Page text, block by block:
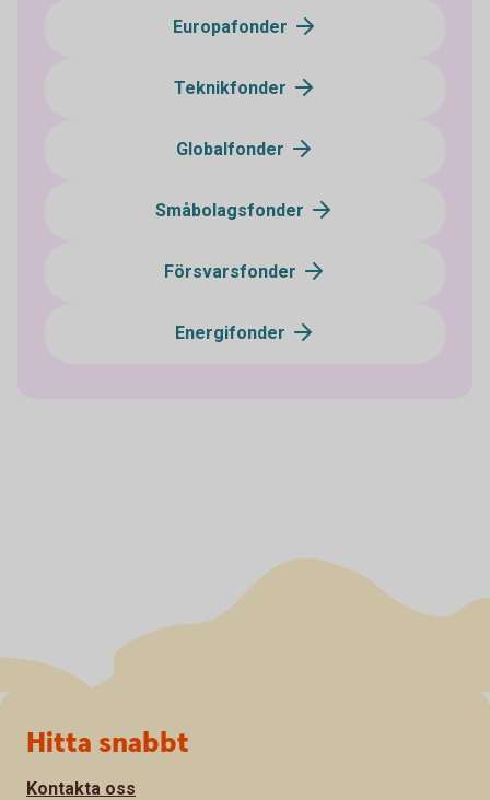
Europafonder
Teknikfonder
Globalfonder
Småbolagsfonder
Försvarsfonder
Energifonder
Sidfot
Hitta snabbt
Kontakta oss